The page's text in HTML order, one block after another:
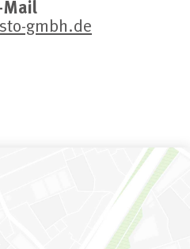
Mail
gmbh.de